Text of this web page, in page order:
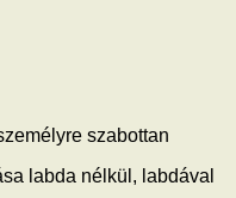
szabottan
labda nélkül, labdával